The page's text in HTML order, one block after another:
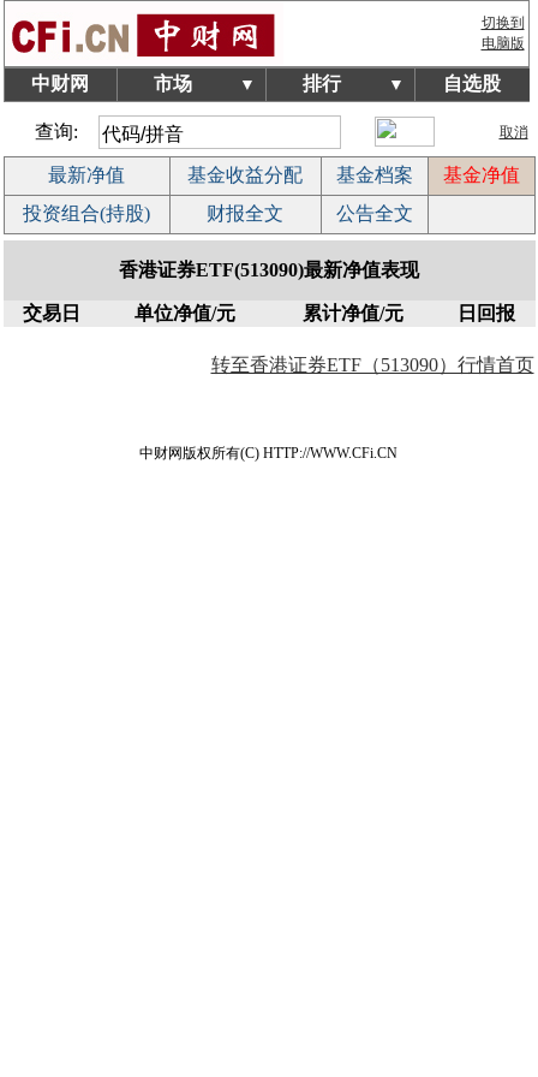
切换到
电脑版
中财网 市场 ▼ 排行 ▼ 自选股
查询: 取消
最新净值 基金收益分配 基金档案
基金净值
投资组合(持股)
财报全文 公告全文
香港证券ETF(513090)最新净值表现
交易日 单位净值/元 累计净值/元 日回报
转至香港证券ETF（513090）行情首页
中财网版权所有(C) HTTP://WWW.CFi.CN